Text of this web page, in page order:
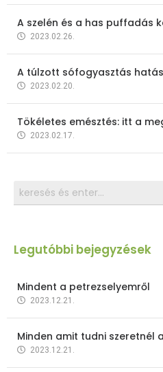
A szelén és a has puffadás
2023.02.26.
A túlzott sófogyasztás
2023.02.20.
Tökéletes emésztés: itt a
2023.02.17.
Legutóbbi bejegyzések
Mindent a petrezselyemről
2023.12.21.
Minden amit tudni szeretnél
2023.12.21.